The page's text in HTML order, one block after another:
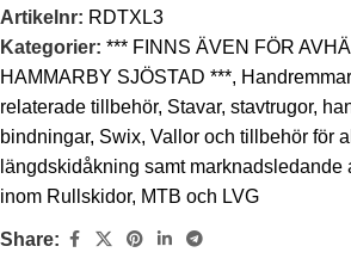
Artikelnr: RDTXL3
Kategorier: *** FINNS ÄVEN FÖR
HAMMARBY SJÖSTAD ***, Handremmar
relaterade tillbehör, Stavar, stavtrugor,
bindningar, Swix, Vallor och tillbehör för
längdskidåkning samt marknadsledande
inom Rullskidor, MTB och LVG
Share: